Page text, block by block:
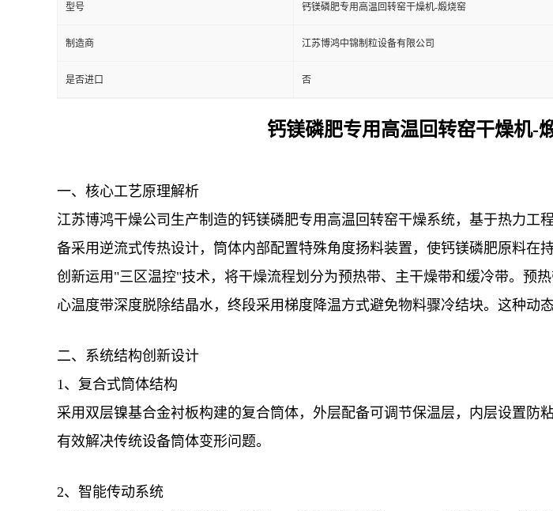
型号 钙镁磷肥专用高温回转窑干燥机-煅烧窑
制造商 江苏博鸿中锦制粒设备有限公司
是否进口 否
钙镁磷肥专用高温回转窑干燥机-
一、核心工艺原理解析
江苏博鸿干燥公司生产制造的钙镁磷肥专用高温回转窑干燥系统，基于热力
备采用逆流式传热设计，筒体内部配置特殊角度扬料装置，使钙镁磷肥原料在
创新运用"三区温控"技术，将干燥流程划分为预热带、主干燥带和缓冷带。预
心温度带深度脱除结晶水，终段采用梯度降温方式避免物料骤冷结块。这种动
二、系统结构创新设计
1、复合式筒体结构
采用双层镍基合金衬板构建的复合筒体，外层配备可调节保温层，内层设置防
有效解决传统设备筒体变形问题。
2、智能传动系统